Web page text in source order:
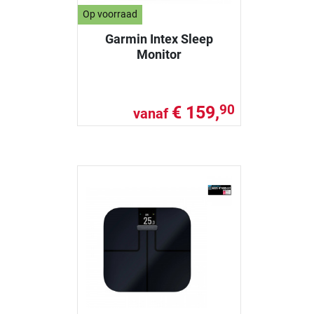
Op voorraad
Garmin Intex Sleep
Monitor
vanaf € 159,90